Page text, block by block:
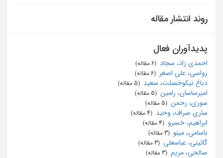
روند انتشار مقاله
پدیدآوران فعال
احمدی زاد، سجاد
رواسی، علی اصغر
دباغ نیکوخصلت، سعید
امیرساسان، رامین
سوری، رحمن
ساری صراف، وحید
ابراهيم، خسرو
باسامی، مینو
گائینی، عباسعلی
صالحی، مریم